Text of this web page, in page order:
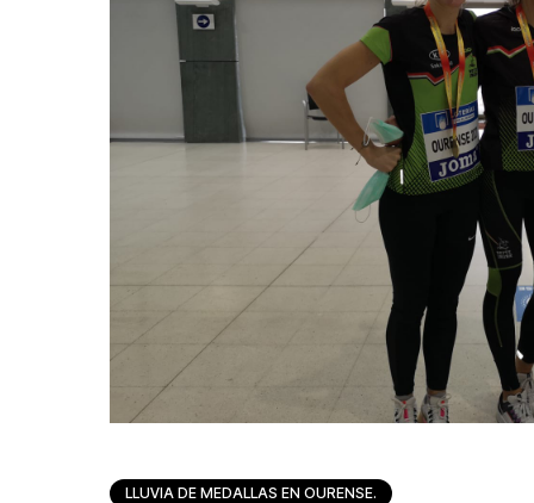
LLUVIA DE MEDALLAS EN OURENSE.